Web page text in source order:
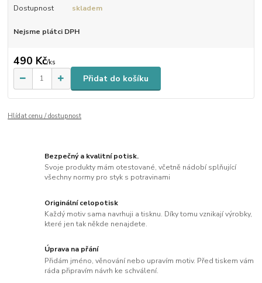
Dostupnost skladem
Nejsme plátci DPH
490 Kč/ks
Přidat do košíku
Hlídat cenu / dostupnost
Bezpečný a kvalitní potisk.
Svoje produkty mám otestované, včetně nádobí splňující
všechny normy pro styk s potravinami
Originální celopotisk
Každý motiv sama navrhuji a tisknu. Díky tomu vznikají výrobky,
které jen tak někde nenajdete.
Úprava na přání
Přidám jméno, věnování nebo upravím motiv. Před tiskem vám
ráda připravím návrh ke schválení.